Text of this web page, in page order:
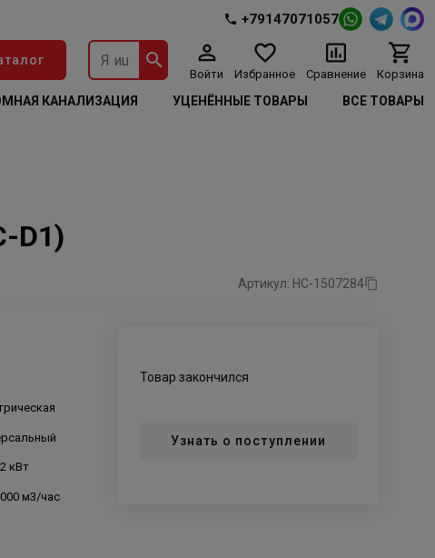
+79147071057
Войти Избранное Сравнение Корзина
КАНАЛИЗАЦИЯ УЦЕНЁННЫЕ ТОВАРЫ ВСЕ ТОВАРЫ
D1)
Артикул: НС-1507284
кВт
м3/час
Товар закончился
Узнать о поступлении